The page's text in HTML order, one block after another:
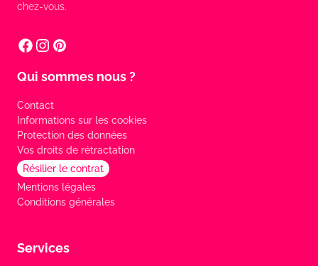
chez-vous.
Qui sommes nous ?
Contact
Informations sur les cookies
Protection des données
Vos droits de rétractation
Résilier le contrat
Mentions légales
Conditions générales
Services